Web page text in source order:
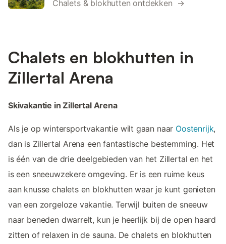
Chalets & blokhutten ontdekken →
Chalets en blokhutten in
Zillertal Arena
Skivakantie in Zillertal Arena
Als je op wintersportvakantie wilt gaan naar Oostenrijk,
dan is Zillertal Arena een fantastische bestemming. Het
is één van de drie deelgebieden van het Zillertal en het
is een sneeuwzekere omgeving. Er is een ruime keus
aan knusse chalets en blokhutten waar je kunt genieten
van een zorgeloze vakantie. Terwijl buiten de sneeuw
naar beneden dwarrelt, kun je heerlijk bij de open haard
zitten of relaxen in de sauna. De chalets en blokhutten